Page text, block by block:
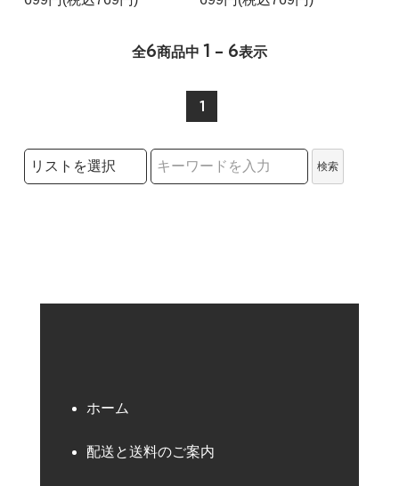
全6商品中 1 - 6表示
1
検索リストの選択
検索
ホーム
配送と送料のご案内